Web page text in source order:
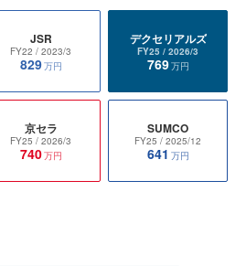
JSR
FY22 / 2023/3
829万円
デクセリアルズ
FY25 / 2026/3
769万円
京セラ
FY25 / 2026/3
740万円
SUMCO
FY25 / 2025/12
641 万円